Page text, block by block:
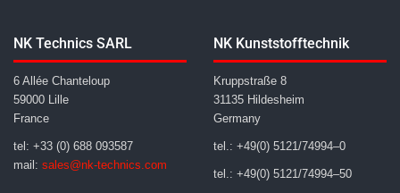
NK Technics SARL
6 Allée Chanteloup
59000 Lille
France
tel: +33 (0) 688 093587
mail: sales@nk-technics.com
NK Kunststofftechnik
Kruppstraße 8
31135 Hildesheim
Germany
tel.: +49(0) 5121/74994–0
tel.: +49(0) 5121/74994–50